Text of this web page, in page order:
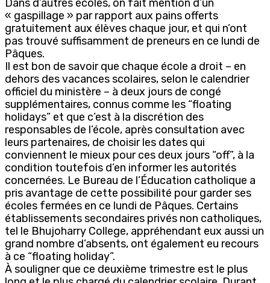
Dans d’autres écoles, on fait mention d’un
« gaspillage » par rapport aux pains offerts
gratuitement aux élèves chaque jour, et qui n’ont
pas trouvé suffisamment de preneurs en ce lundi de
Pâques.
Il est bon de savoir que chaque école a droit – en
dehors des vacances scolaires, selon le calendrier
officiel du ministère – à deux jours de congé
supplémentaires, connus comme les “floating
holidays” et que c’est à la discrétion des
responsables de l’école, après consultation avec
leurs partenaires, de choisir les dates qui
conviennent le mieux pour ces deux jours “off”, à la
condition toutefois d’en informer les autorités
concernées. Le Bureau de l’Éducation catholique a
pris avantage de cette possibilité pour garder ses
écoles fermées en ce lundi de Pâques. Certains
établissements secondaires privés non catholiques,
tel le Bhujoharry College, appréhendant eux aussi un
grand nombre d’absents, ont également eu recours
à ce “floating holiday”.
À souligner que ce deuxième trimestre est le plus